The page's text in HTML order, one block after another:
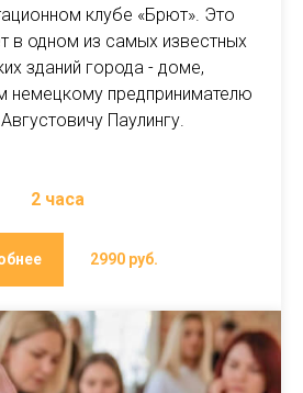
клубе «Брют». Это
в одном из самых известных
зданий города - доме,
немецкому предпринимателю
Паулингу.
2 часа
2990 руб.